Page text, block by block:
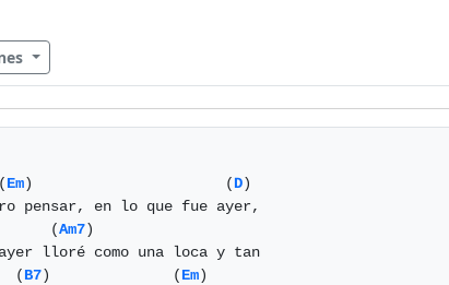
(
Em)                      (D)
pensar, en lo que fue ayer,
             (
Am7)
ayer lloré como una loca y tan
         (
B7)              (Em)